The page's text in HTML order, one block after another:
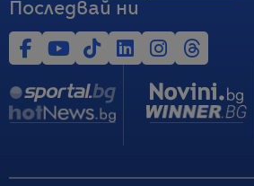
Последвай ни